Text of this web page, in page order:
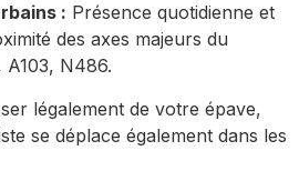
: Présence quotidienne et
des axes majeurs du
N486.
légalement de votre épave,
se déplace également dans les